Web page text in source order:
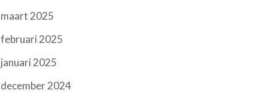
maart 2025
februari 2025
januari 2025
december 2024